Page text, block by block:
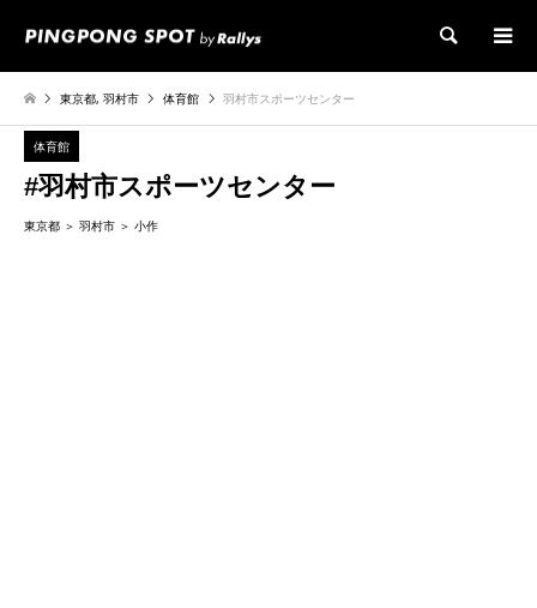
検索
東京都,羽村市 体育館 羽村市スポーツセンター
体育館
#羽村市スポーツセンター
東京都 羽村市 小作